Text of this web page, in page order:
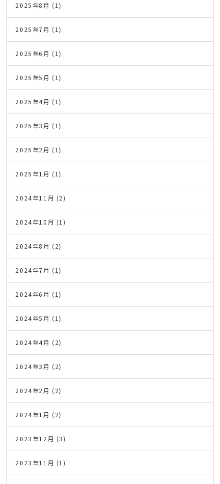
2025年8月 (1)
2025年7月 (1)
2025年6月 (1)
2025年5月 (1)
2025年4月 (1)
2025年3月 (1)
2025年2月 (1)
2025年1月 (1)
2024年11月 (2)
2024年10月 (1)
2024年8月 (2)
2024年7月 (1)
2024年6月 (1)
2024年5月 (1)
2024年4月 (2)
2024年3月 (2)
2024年2月 (2)
2024年1月 (2)
2023年12月 (3)
2023年11月 (1)